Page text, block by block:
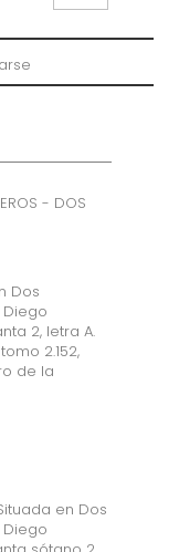
- DOS
Dos
Diego
2, letra A.
2.152,
de la
Situada en Dos
Diego